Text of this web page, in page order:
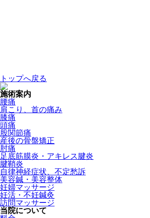
トップへ戻る
施術案内
腰痛
肩こり、首の痛み
膝痛
頭痛
股関節痛
産後の骨盤矯正
肘痛
足底筋膜炎・アキレス腱炎
腱鞘炎
自律神経症状、不定愁訴
美容鍼・美容整体
妊婦マッサージ
妊活・不妊鍼灸
訪問マッサージ
当院について